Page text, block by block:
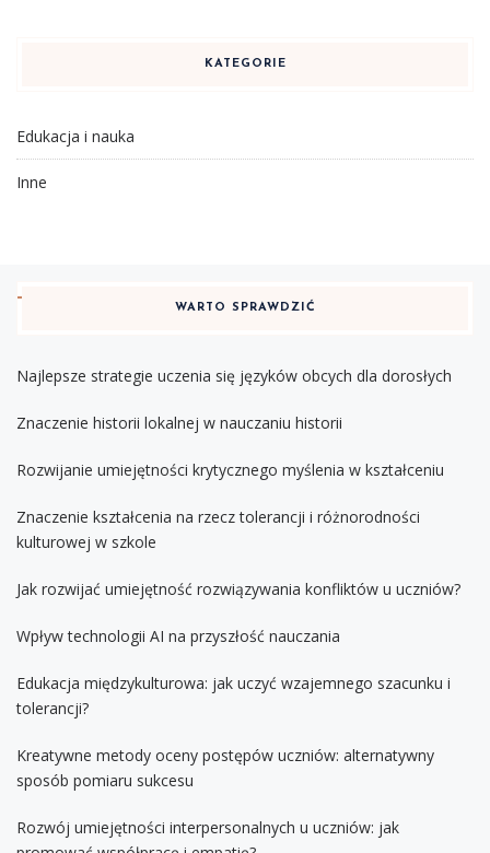
KATEGORIE
Edukacja i nauka
Inne
WARTO SPRAWDZIĆ
Najlepsze strategie uczenia się języków obcych dla dorosłych
Znaczenie historii lokalnej w nauczaniu historii
Rozwijanie umiejętności krytycznego myślenia w kształceniu
Znaczenie kształcenia na rzecz tolerancji i różnorodności
kulturowej w szkole
Jak rozwijać umiejętność rozwiązywania konfliktów u uczniów?
Wpływ technologii AI na przyszłość nauczania
Edukacja międzykulturowa: jak uczyć wzajemnego szacunku i
tolerancji?
Kreatywne metody oceny postępów uczniów: alternatywny
sposób pomiaru sukcesu
Rozwój umiejętności interpersonalnych u uczniów: jak